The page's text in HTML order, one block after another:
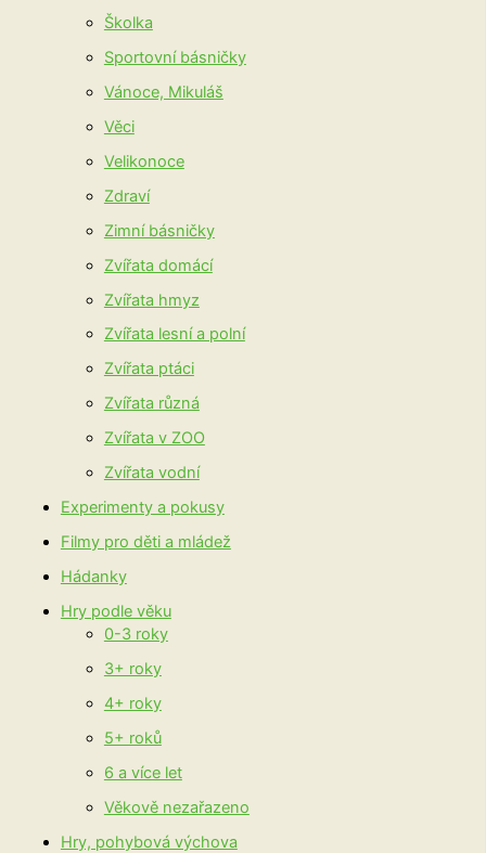
Školka
Sportovní básničky
Vánoce, Mikuláš
Věci
Velikonoce
Zdraví
Zimní básničky
Zvířata domácí
Zvířata hmyz
Zvířata lesní a polní
Zvířata ptáci
Zvířata různá
Zvířata v ZOO
Zvířata vodní
Experimenty a pokusy
Filmy pro děti a mládež
Hádanky
Hry podle věku
0-3 roky
3+ roky
4+ roky
5+ roků
6 a více let
Věkově nezařazeno
Hry, pohybová výchova